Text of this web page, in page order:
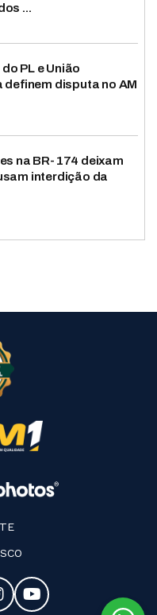
...
PL e União
disputa no AM
na BR-174 deixam
interdição da